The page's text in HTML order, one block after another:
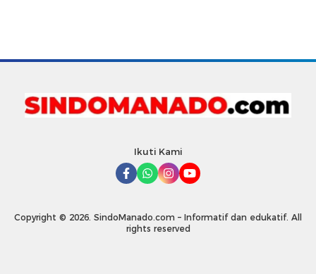
Ikuti Kami
Copyright © 2026. SindoManado.com – Informatif dan edukatif. All
rights reserved